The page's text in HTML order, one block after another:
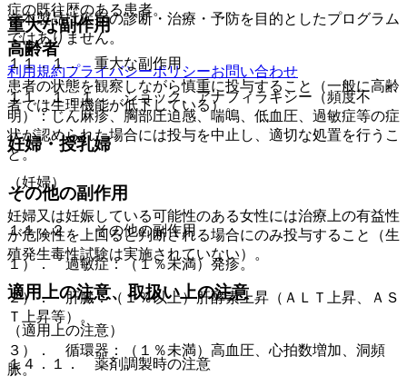
症の既往歴のある患者。
高齢者
患者の状態を観察しながら慎重に投与すること（一般に高齢
者では生理機能が低下している）。
妊婦・授乳婦
（妊婦）
妊婦又は妊娠している可能性のある女性には治療上の有益性
が危険性を上回ると判断される場合にのみ投与すること（生
殖発生毒性試験は実施されていない）。
適用上の注意、取扱い上の注意
（適用上の注意）
１４．１． 薬剤調製時の注意
重大な副作用
１１．１． 重大な副作用
１１．１．１． ショック、アナフィラキシー（頻度不
明）：じん麻疹、胸部圧迫感、喘鳴、低血圧、過敏症等の症
状が認められた場合には投与を中止し、適切な処置を行うこ
と。
その他の副作用
１１．２． その他の副作用
１）． 過敏症：（１％未満）発疹。
２）． 肝臓：（１％以上）肝酵素上昇（ＡＬＴ上昇、ＡＳ
Ｔ上昇等）。
３）． 循環器：（１％未満）高血圧、心拍数増加、洞頻
脈。
※本製品は疾病の診断・治療・予防を目的としたプログラム
ではありません。
利用規約プライバシーポリシーお問い合わせ